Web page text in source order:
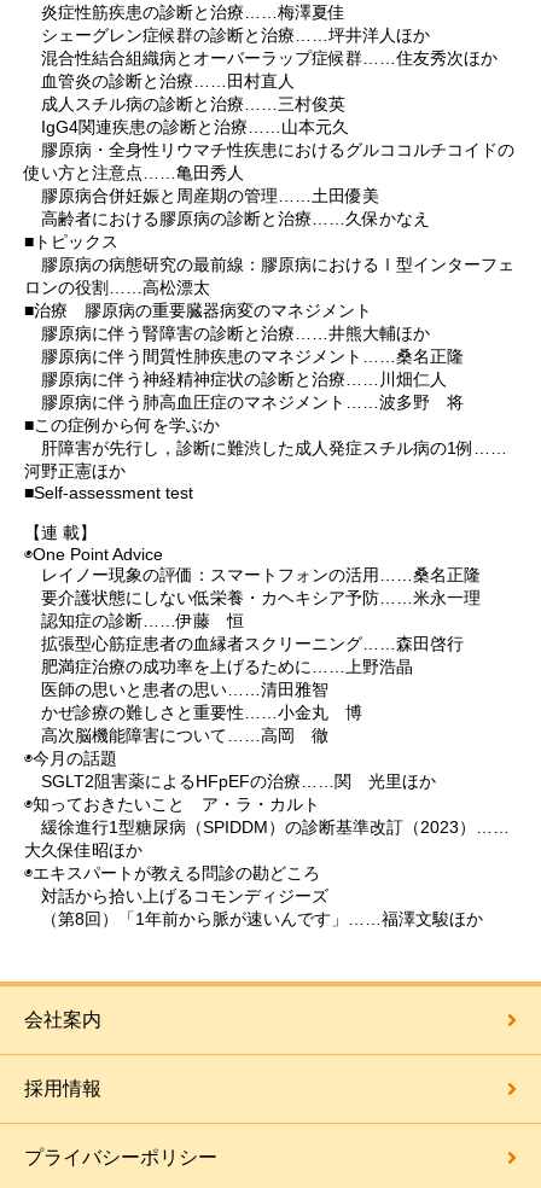
炎症性筋疾患の診断と治療……梅澤夏佳
シェーグレン症候群の診断と治療……坪井洋人ほか
混合性結合組織病とオーバーラップ症候群……住友秀次ほか
血管炎の診断と治療……田村直人
成人スチル病の診断と治療……三村俊英
IgG4関連疾患の診断と治療……山本元久
膠原病・全身性リウマチ性疾患におけるグルココルチコイドの
使い方と注意点……亀田秀人
膠原病合併妊娠と周産期の管理……土田優美
高齢者における膠原病の診断と治療……久保かなえ
■トピックス
膠原病の病態研究の最前線：膠原病におけるⅠ型インターフェ
ロンの役割……高松漂太
■治療 膠原病の重要臓器病変のマネジメント
膠原病に伴う腎障害の診断と治療……井熊大輔ほか
膠原病に伴う間質性肺疾患のマネジメント……桑名正隆
膠原病に伴う神経精神症状の診断と治療……川畑仁人
膠原病に伴う肺高血圧症のマネジメント……波多野 将
■この症例から何を学ぶか
肝障害が先行し，診断に難渋した成人発症スチル病の1例……
河野正憲ほか
■Self-assessment test
【連 載】
◉One Point Advice
レイノー現象の評価：スマートフォンの活用……桑名正隆
要介護状態にしない低栄養・カヘキシア予防……米永一理
認知症の診断……伊藤 恒
拡張型心筋症患者の血縁者スクリーニング……森田啓行
肥満症治療の成功率を上げるために……上野浩晶
医師の思いと患者の思い……清田雅智
かぜ診療の難しさと重要性……小金丸 博
高次脳機能障害について……高岡 徹
◉今月の話題
SGLT2阻害薬によるHFpEFの治療……関 光里ほか
◉知っておきたいこと ア・ラ・カルト
緩徐進行1型糖尿病（SPIDDM）の診断基準改訂（2023）……
大久保佳昭ほか
◉エキスパートが教える問診の勘どころ
対話から拾い上げるコモンディジーズ
（第8回）「1年前から脈が速いんです」……福澤文駿ほか
会社案内
採用情報
プライバシーポリシー